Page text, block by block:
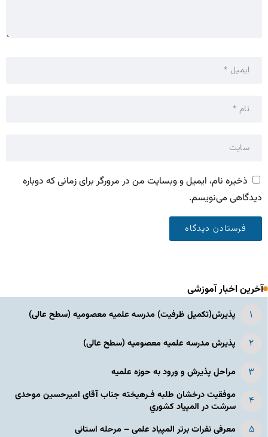
ذخیره نام، ایمیل و وبسایت من در مرورگر برای زمانی که دوباره
دیدگاهی می‌نویسم.
آخرین اخبار آموزشی
پذیرش(تکمیل ظرفیت) مدرسه علمیه معصومیه‌ (سطح عالی)
پذیرش مدرسه علمیه معصومیه‌ (سطح عالی)
مراحل پذیرش و ورود به حوزه علمیه
موفقیت درخشان طلبه فـرهیخته جناب آقای امیرحسین موحدی
سرشت در المپياد كشوري
معرفی نفرات برتر المپیاد علمی – مرحله استانی